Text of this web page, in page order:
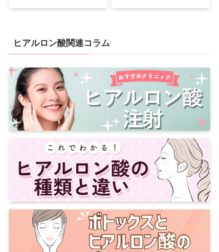
ヒアルロン酸関連コラム